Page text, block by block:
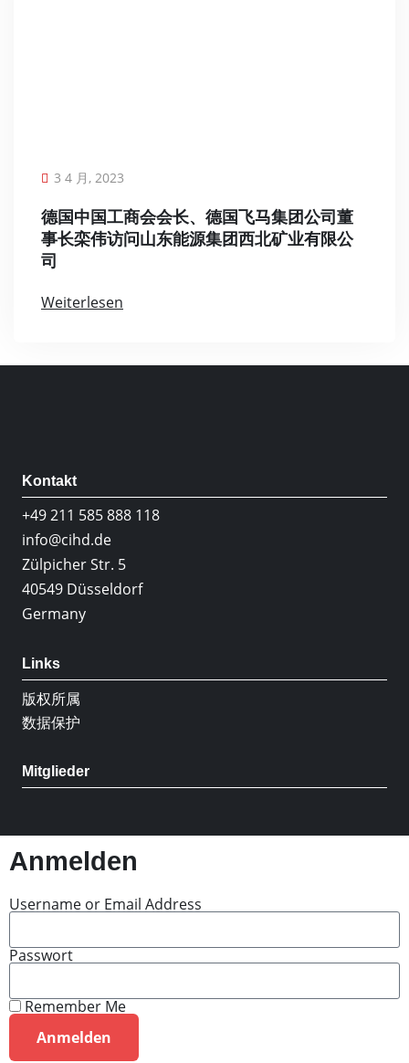
3 4 月, 2023
德国中国工商会会长、德国飞马集团公司董
事长栾伟访问山东能源集团西北矿业有限公
司
Weiterlesen
Kontakt
+49 211 585 888 118
info@cihd.de
Zülpicher Str. 5
40549 Düsseldorf
Germany
Links
版权所属
数据保护
Mitglieder
Anmelden
Username or Email Address
Passwort
Remember Me
Anmelden